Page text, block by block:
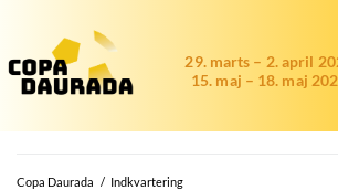
29. marts – 2. april
15. maj – 18. maj
Copa Daurada / Indkvartering